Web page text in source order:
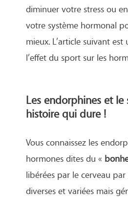
diminuer votre stress ou
votre système hormonal
mieux. L’article suivant
l’effet du sport sur les
Les endorphines et
histoire qui dure !
Vous connaissez les
hormones dites du «
libérées par le cerveau par
diverses et variées mais